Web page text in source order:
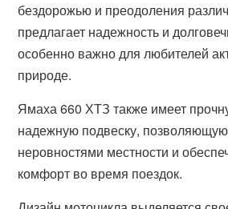
бездорожью и преодоления
предлагает надежность и
особенно важно для любителей
природе.
Ямаха 660 ХТЗ также имеет
надежную подвеску,
неровностями местности и
комфорт во время поездок.